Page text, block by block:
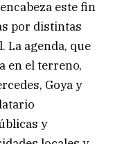
este fin
por distintas
agenda, que
en el terreno,
Goya y
y